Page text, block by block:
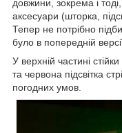
довжини, зокрема і
аксесуари (шторка,
Тепер не потрібно
було в попередній
У верхній частині
та червона підсвітка
погодних умов.